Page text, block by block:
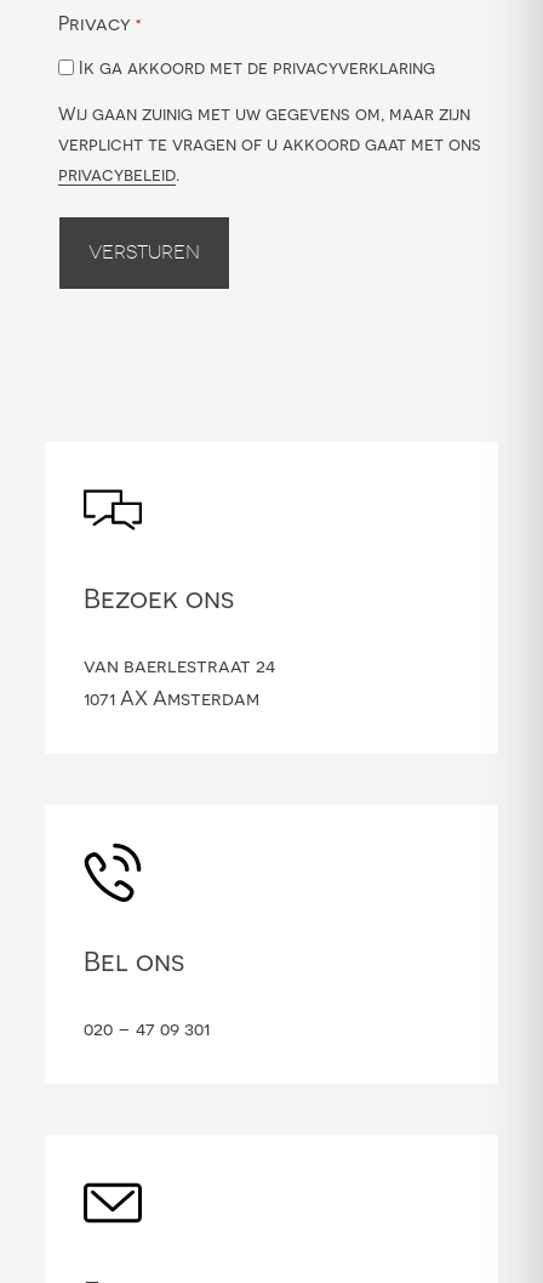
Privacy *
Ik ga akkoord met de privacyverklaring
Wij gaan zuinig met uw gegevens om, maar zijn
verplicht te vragen of u akkoord gaat met ons
privacybeleid.
Versturen
Bezoek ons
van baerlestraat 24
1071 AX Amsterdam
Bel ons
020 – 47 09 301